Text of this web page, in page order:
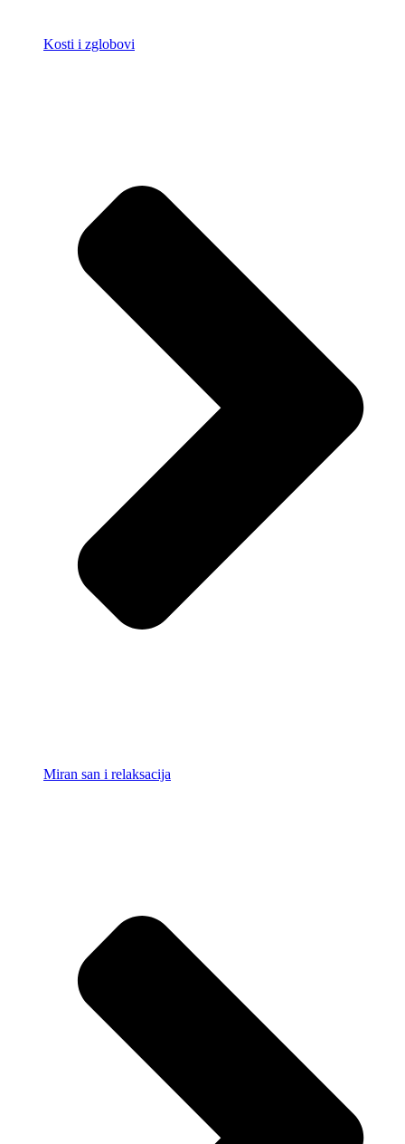
Kosti i zglobovi
Miran san i relaksacija